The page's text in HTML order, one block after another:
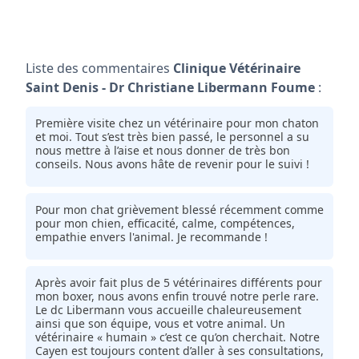
Liste des commentaires Clinique Vétérinaire
Saint Denis - Dr Christiane Libermann Foume :
Première visite chez un vétérinaire pour mon chaton
et moi. Tout s’est très bien passé, le personnel a su
nous mettre à l’aise et nous donner de très bon
conseils. Nous avons hâte de revenir pour le suivi !
Pour mon chat grièvement blessé récemment comme
pour mon chien, efficacité, calme, compétences,
empathie envers l'animal. Je recommande !
Après avoir fait plus de 5 vétérinaires différents pour
mon boxer, nous avons enfin trouvé notre perle rare.
Le dc Libermann vous accueille chaleureusement
ainsi que son équipe, vous et votre animal. Un
vétérinaire « humain » c’est ce qu’on cherchait. Notre
Cayen est toujours content d’aller à ses consultations,